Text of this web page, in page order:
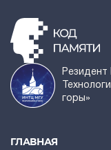
горы»
ГЛАВНАЯ